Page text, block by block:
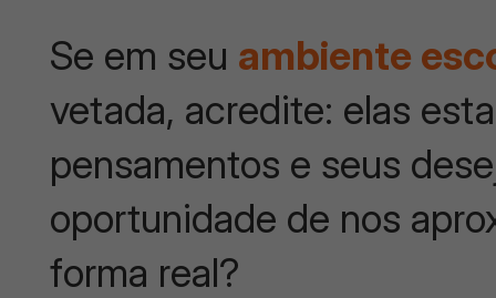
Se em seu ambiente
vetada, acredite: elas
pensamentos e seus
oportunidade de nos
forma real?